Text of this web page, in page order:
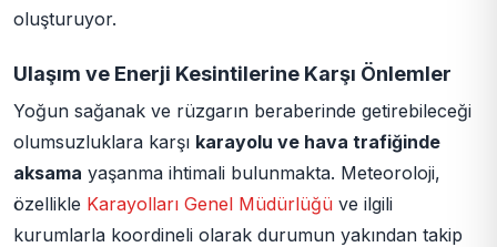
oluşturuyor.
Ulaşım ve Enerji Kesintilerine Karşı Önlemler
Yoğun sağanak ve rüzgarın beraberinde getirebileceği
olumsuzluklara karşı karayolu ve hava trafiğinde
aksama yaşanma ihtimali bulunmakta. Meteoroloji,
özellikle Karayolları Genel Müdürlüğü ve ilgili
kurumlarla koordineli olarak durumun yakından takip